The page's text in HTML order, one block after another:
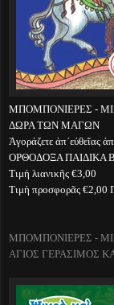
ΜΠΟΜΠΟΝΙΕΡΕΣ -
ΔΩΡΑ ΤΩΝ ΜΑΓΩΝ
Ἀγοράζετε
ΟΡΘΟΔΟΞΑ ΠΑΙΔΙΚΑ
Τιμὴ λιανικῆς €3,00
Τιμὴ προσφορᾶς €2,00
ΜΠΟΜΠΟΝΙΕΡΕΣ -
ΑΓΙΟΣ ΓΕΡΑΣΙΜΟΣ